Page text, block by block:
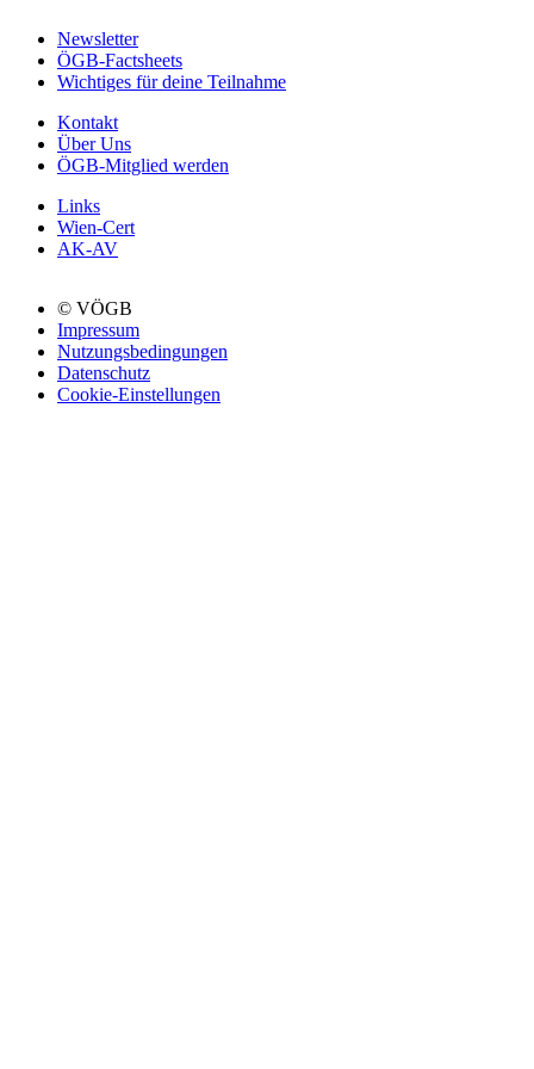
Newsletter
ÖGB-Factsheets
Wichtiges für deine Teilnahme
Kontakt
Über Uns
ÖGB-Mitglied werden
Links
Wien-Cert
AK-AV
© VÖGB
Impressum
Nutzungsbedingungen
Datenschutz
Cookie-Einstellungen